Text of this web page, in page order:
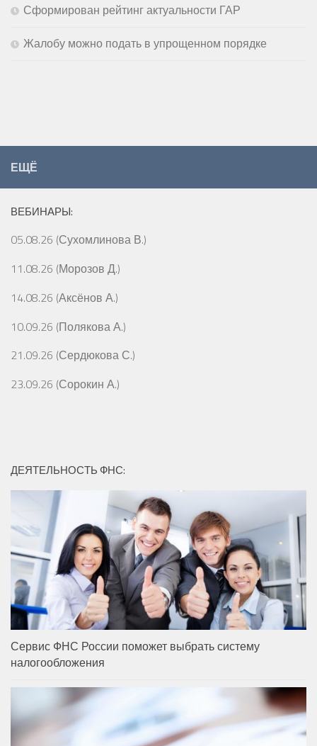
Сформирован рейтинг актуальности ГАР
Жалобу можно подать в упрощенном порядке
ЕЩЁ
ВЕБИНАРЫ:
05.08.26 (Сухомлинова В.)
11.08.26 (Морозов Д.)
14.08.26 (Аксёнов А.)
10.09.26 (Полякова А.)
21.09.26 (Сердюкова С.)
23.09.26 (Сорокин А.)
ДЕЯТЕЛЬНОСТЬ ФНС:
Сервис ФНС России поможет выбрать систему
налогообложения